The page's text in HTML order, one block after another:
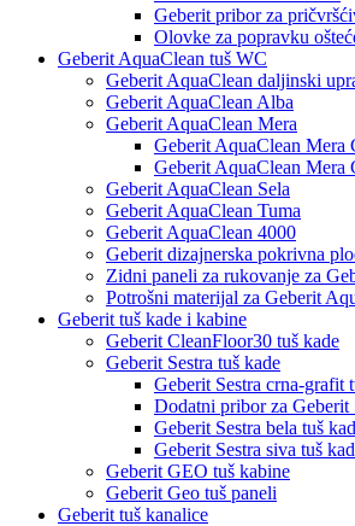
Geberit pribor za
Olovke za popravku
Geberit AquaClean tuš WC
Geberit AquaClean daljinski
Geberit AquaClean Alba
Geberit AquaClean Mera
Geberit AquaClean Mera
Geberit AquaClean Mera
Geberit AquaClean Sela
Geberit AquaClean Tuma
Geberit AquaClean 4000
Geberit dizajnerska pokrivna
Zidni paneli za rukovanje za
Potrošni materijal za Geberit
Geberit tuš kade i kabine
Geberit CleanFloor30 tuš kade
Geberit Sestra tuš kade
Geberit Sestra crna-grafit
Dodatni pribor za Geberit
Geberit Sestra bela tuš
Geberit Sestra siva tuš
Geberit GEO tuš kabine
Geberit Geo tuš paneli
Geberit tuš kanalice